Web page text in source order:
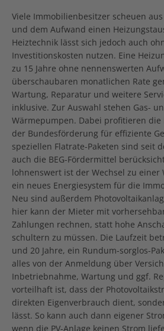
Viele Immobilienbesitzer scheuen
und dem Aufwand einen
Heiztechnik lässt sich jedoch auch
Investitionskosten nutzen. Eine
zu 15 Jahre ohne nennenswerten
überschaubaren monatlichen Rate
Wartung, Reparatur und weitere
inklusive. Zur Auswahl stehen Gas-
Wärmepumpen. Dabei profitieren
der Bundesförderung für effiziente
speziellen Flatrate-Paketen sind seit
auch die BEG-Fördermittel
lohnenswert ist der Wechsel zu einer
ein neues Energiesystem für die
Neu sind außerdem
hier kann der Mieter mit
Zahlungen rechnen, statt hohe
schultern zu müssen. Die Laufzeit
und 20 Jahre, ein Rundum-sorglos-
alles von der Anmeldung über
Inbetriebnahme, Wartung und ggf.
vorteilhaft ist, dass der
direkten Eigenverbrauch dient,
lässt. So kann auch dann eigener
wenn die PV-Anlage keinen Strom